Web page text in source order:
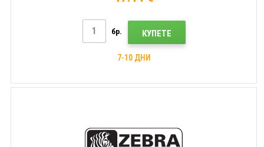
бр. КУПЕТЕ
7-10 ДНИ